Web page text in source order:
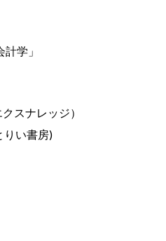
学」
スナレッジ）
りい書房)